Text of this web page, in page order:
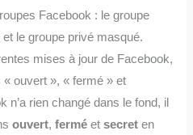
Facebook : le groupe
le groupe privé masqué.
mises à jour de Facebook,
ouvert », « fermé » et
n’a rien changé dans le fond, il
ouvert,ferméetsecreten